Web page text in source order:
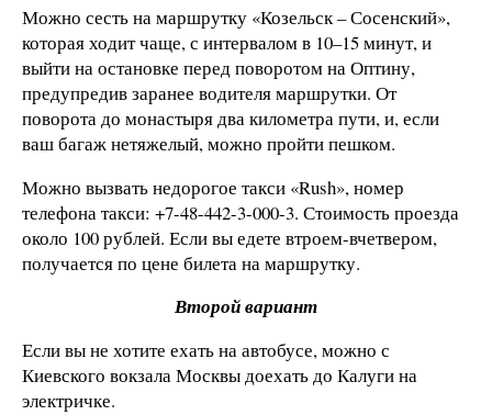
Можно сесть на маршрутку «Козельск – Сосенский»,
которая ходит чаще, с интервалом в 10–15 минут, и
выйти на остановке перед поворотом на Оптину,
предупредив заранее водителя маршрутки. От
поворота до монастыря два километра пути, и, если
ваш багаж нетяжелый, можно пройти пешком.
Можно вызвать недорогое такси «Rush», номер
телефона такси: +7-48-442-3-000-3. Стоимость проезда
около 100 рублей. Если вы едете втроем-вчетвером,
получается по цене билета на маршрутку.
Второй вариант
Если вы не хотите ехать на автобусе, можно с
Киевского вокзала Москвы доехать до Калуги на
электричке.